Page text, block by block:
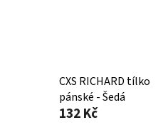
CXS RICHARD tílko
pánské - Šedá
132 Kč